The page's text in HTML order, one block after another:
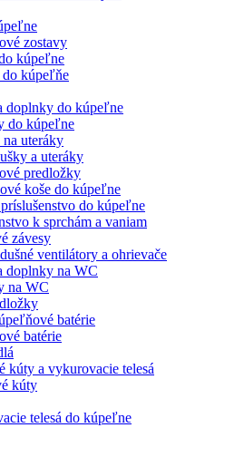
zostavy
kúpeľne
kúpeľňe
doplnky do kúpeľne
do kúpeľne
uteráky
a uteráky
predložky
koše do kúpeľne
do kúpeľne
k sprchám a vaniam
závesy
ventilátory a ohrievače
doplnky na WC
na WC
batérie
batérie
kúty a vykurovacie telesá
kúty
telesá do kúpeľne